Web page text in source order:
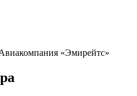
«Эмирейтс»